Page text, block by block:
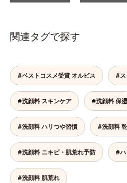
関連タグで探す
#ベストコスメ受賞 オルビス #ス
#洗顔料 スキンケア #洗顔料 保湿
#洗顔料 ハリつや習慣 #洗顔料
#洗顔料 ニキビ・肌荒れ予防 #ハ
#洗顔料 肌荒れ